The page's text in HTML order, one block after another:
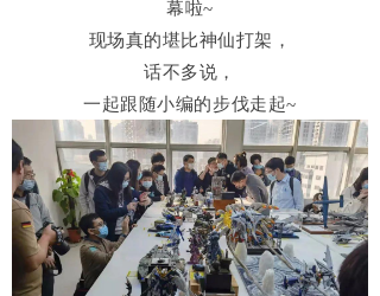
幕啦~
现场真的堪比神仙打架，
话不多说，
一起跟随小编的步伐走起~